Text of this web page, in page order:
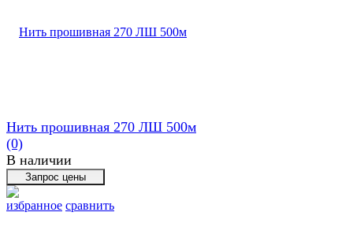
избранное сравнить
Нить прошивная 270 ЛШ 500м
(0)
В наличии